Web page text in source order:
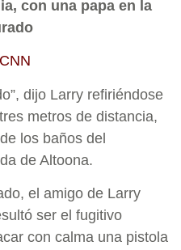
con una papa en la
dijo Larry refiriéndose
metros de distancia,
los baños del
de Altoona.
el amigo de Larry
ser el fugitivo
con calma una pistola